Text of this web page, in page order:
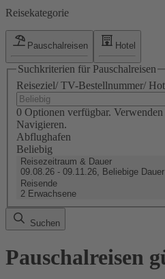
Reisekategorie
Pauschalreisen Hotel
Suchkriterien für Pauschalreisen
Reiseziel/ TV-Bestellnummer/
0 Optionen verfügbar.
Navigieren.
Abflughafen
Beliebig
Reisezeitraum & Dauer
09.08.26 - 09.11.26, Beliebige Dauer
Reisende
2 Erwachsene
Suchen
Pauschalreisen